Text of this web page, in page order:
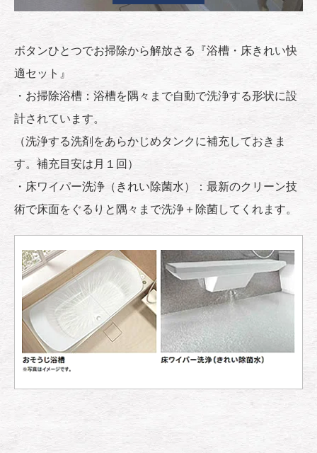
ボタンひとつでお掃除から解放さる『浴槽・床きれい快
適セット』
・お掃除浴槽：浴槽を隅々まで自動で洗浄する形状に設
計されています。
（洗浄する洗剤をあらかじめタンクに補充しておきま
す。補充目安は月１回）
・床ワイパー洗浄（きれい除菌水）：最新のクリーン技
術で床面をぐるりと隅々まで洗浄＋除菌してくれます。